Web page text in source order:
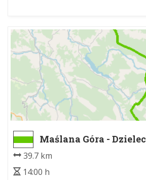
Maślana Góra - Dzielec
39.7 km
14:00 h